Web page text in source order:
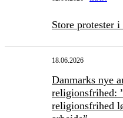
Store protester
18.06.2026
Danmarks nye
religionsfrihed:
religionsfrihed